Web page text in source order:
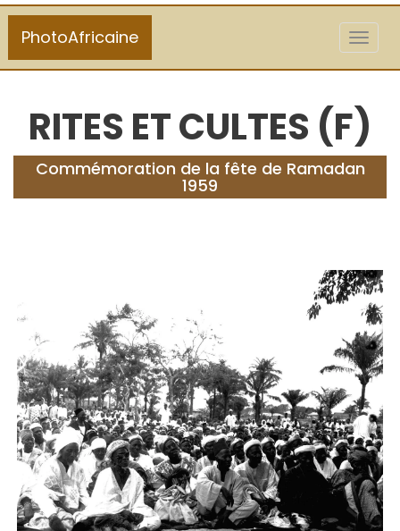
PhotoAfricaine
RITES ET CULTES (F)
Commémoration de la fête de Ramadan
1959